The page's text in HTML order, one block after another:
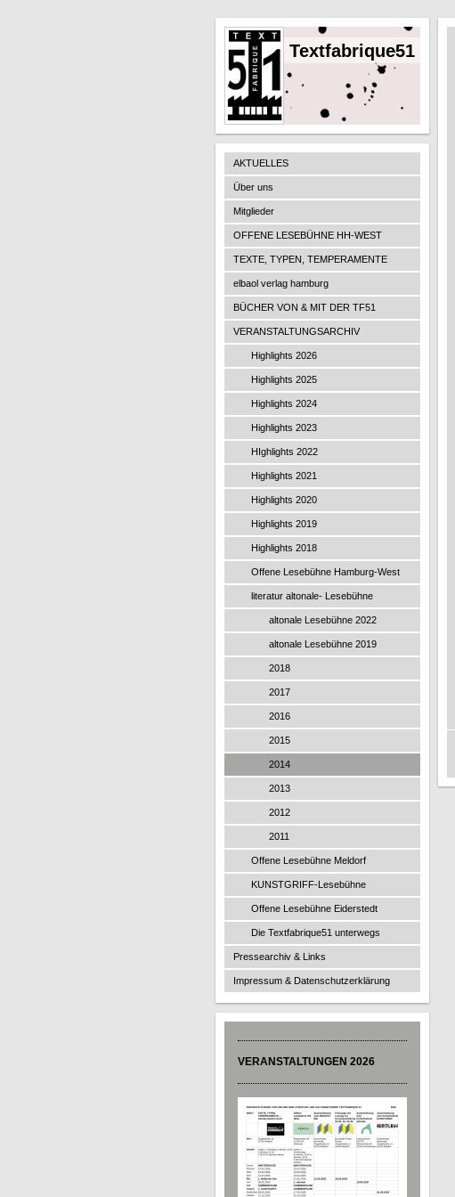
Textfabrique51
AKTUELLES
Über uns
Mitglieder
OFFENE LESEBÜHNE HH-WEST
TEXTE, TYPEN, TEMPERAMENTE
elbaol verlag hamburg
BÜCHER VON & MIT DER TF51
VERANSTALTUNGSARCHIV
Highlights 2026
Highlights 2025
Highlights 2024
Highlights 2023
HIghlights 2022
Highlights 2021
Highlights 2020
Highlights 2019
Highlights 2018
Offene Lesebühne Hamburg-West
literatur altonale- Lesebühne
altonale Lesebühne 2022
altonale Lesebühne 2019
2018
2017
2016
2015
2014
2013
2012
2011
Offene Lesebühne Meldorf
KUNSTGRIFF-Lesebühne
Offene Lesebühne Eiderstedt
Die Textfabrique51 unterwegs
Pressearchiv & Links
Impressum & Datenschutzerklärung
VERANSTALTUNGEN 2026